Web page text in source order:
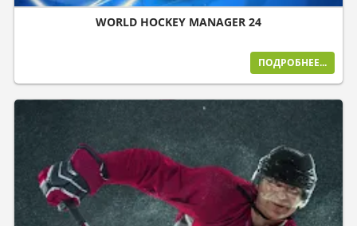
WORLD HOCKEY MANAGER 24
ПОДРОБНЕЕ...